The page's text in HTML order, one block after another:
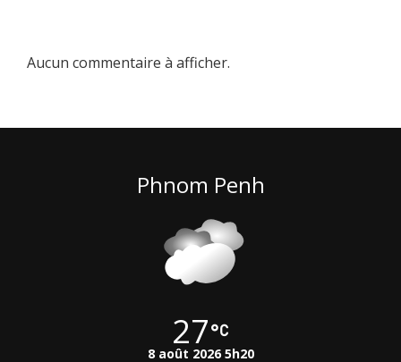
Aucun commentaire à afficher.
Phnom Penh
27
8 août 2026 5h20